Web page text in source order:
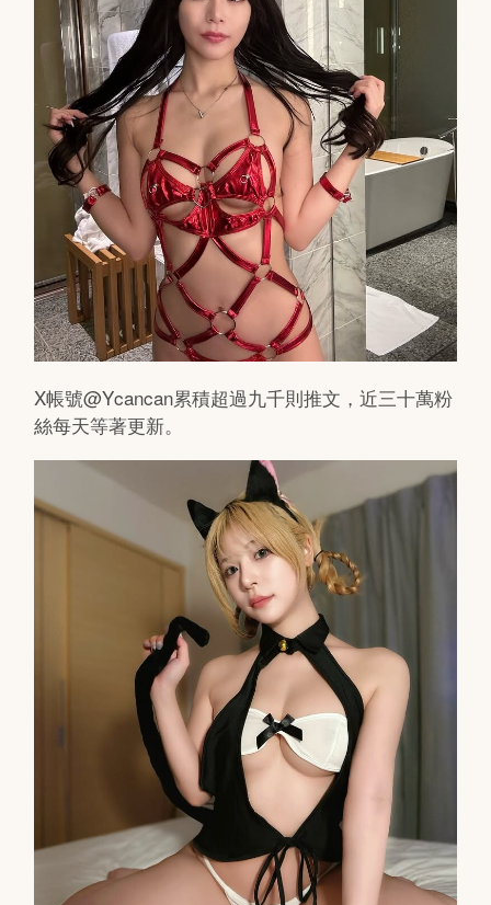
X帳號@Ycancan累積超過九千則推文，近三十萬粉
絲每天等著更新。